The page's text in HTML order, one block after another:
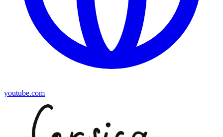
youtube.com